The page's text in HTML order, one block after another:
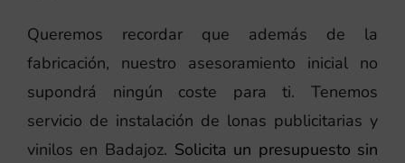
Queremos recordar que además de la
fabricación, nuestro asesoramiento inicial no
supondrá ningún coste para ti. Tenemos
servicio de instalación de lonas publicitarias y
vinilos en Badajoz. Solicita un presupuesto sin